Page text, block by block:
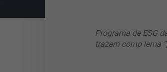
Programa de ESG
trazem como lema